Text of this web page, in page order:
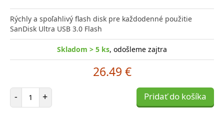
Rýchly a spoľahlivý flash disk pre každodenné použitie
SanDisk Ultra USB 3.0 Flash
Skladom > 5 ks, odošleme zajtra
26.49 €
- Počet položiek
+ Pridať do košíka